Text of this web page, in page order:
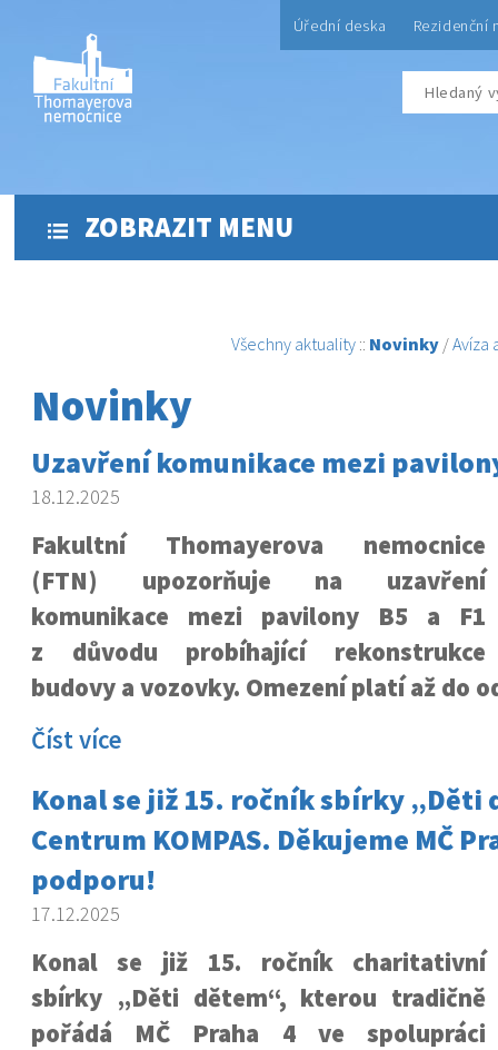
Úřední deska Rezidenční
ZOBRAZIT MENU
Všechny aktuality :: Novinky /Avíza
Novinky
Uzavření komunikace mezi
18.12.2025
Fakultní Thomayerova nemocnice
(FTN) upozorňuje na uzavření
komunikace mezi pavilony B5 a F1
z důvodu probíhající rekonstrukce
budovy a vozovky. Omezení platí až do
Číst více
Konal se již 15. ročník sbírky „Děti
Centrum KOMPAS. Děkujeme MČ
podporu!
17.12.2025
Konal se již 15. ročník charitativní
sbírky „Děti dětem“, kterou tradičně
pořádá MČ Praha 4 ve spolupráci